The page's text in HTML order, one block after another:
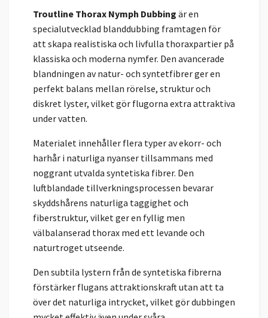
Troutline Thorax Nymph Dubbing är en
specialutvecklad blanddubbing framtagen för
att skapa realistiska och livfulla thoraxpartier på
klassiska och moderna nymfer. Den avancerade
blandningen av natur- och syntetfibrer ger en
perfekt balans mellan rörelse, struktur och
diskret lyster, vilket gör flugorna extra attraktiva
under vatten.
Materialet innehåller flera typer av ekorr- och
harhår i naturliga nyanser tillsammans med
noggrant utvalda syntetiska fibrer. Den
luftblandade tillverkningsprocessen bevarar
skyddshårens naturliga taggighet och
fiberstruktur, vilket ger en fyllig men
välbalanserad thorax med ett levande och
naturtroget utseende.
Den subtila lystern från de syntetiska fibrerna
förstärker flugans attraktionskraft utan att ta
över det naturliga intrycket, vilket gör dubbingen